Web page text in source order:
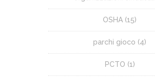
OSHA (15)
parchi gioco (4)
PCTO (1)